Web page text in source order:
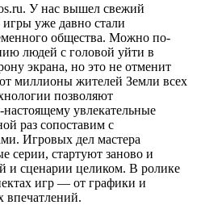
У нас вышел свежий
уже давно стали
общества. Можно по-
людей с головой уйти в
экрана, но это не отменит
миллионы жителей Земли всех
позволяют
настоящему увлекательные
раз сопоставим с
Игровых дел мастера
серии, стартуют заново и
и сценарии целиком. В ролике
игр — от графики и
впечатлений.